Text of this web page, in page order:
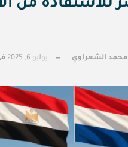
محمد الشعراوي يوليو 6, 2025